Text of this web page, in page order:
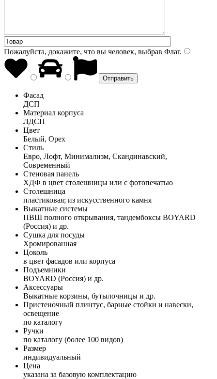
Пожалуйста, докажите, что вы человек, выбрав Флаг.
Фасад
ДСП
Материал корпуса
ЛДСП
Цвет
Белый, Орех
Стиль
Евро, Лофт, Минимализм, Скандинавский,
Современный
Стеновая панель
ХДФ в цвет столешницы или с фотопечатью
Столешница
пластиковая; из искусственного камня
Выкатные системы
ПВШ полного открывания, тандембоксы BOYARD
(Россия) и др.
Сушка для посуды
Хромированная
Цоколь
в цвет фасадов или корпуса
Подъемники
BOYARD (Россия) и др.
Аксессуары
Выкатные корзины, бутылочницы и др.
Пристеночный плинтус, барные стойки и навески,
освещение
по каталогу
Ручки
по каталогу (более 100 видов)
Размер
индивидуальный
Цена
указана за базовую комплектацию